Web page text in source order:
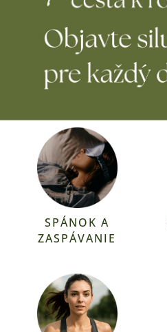
SPÁNOK A
ZASPÁVANIE